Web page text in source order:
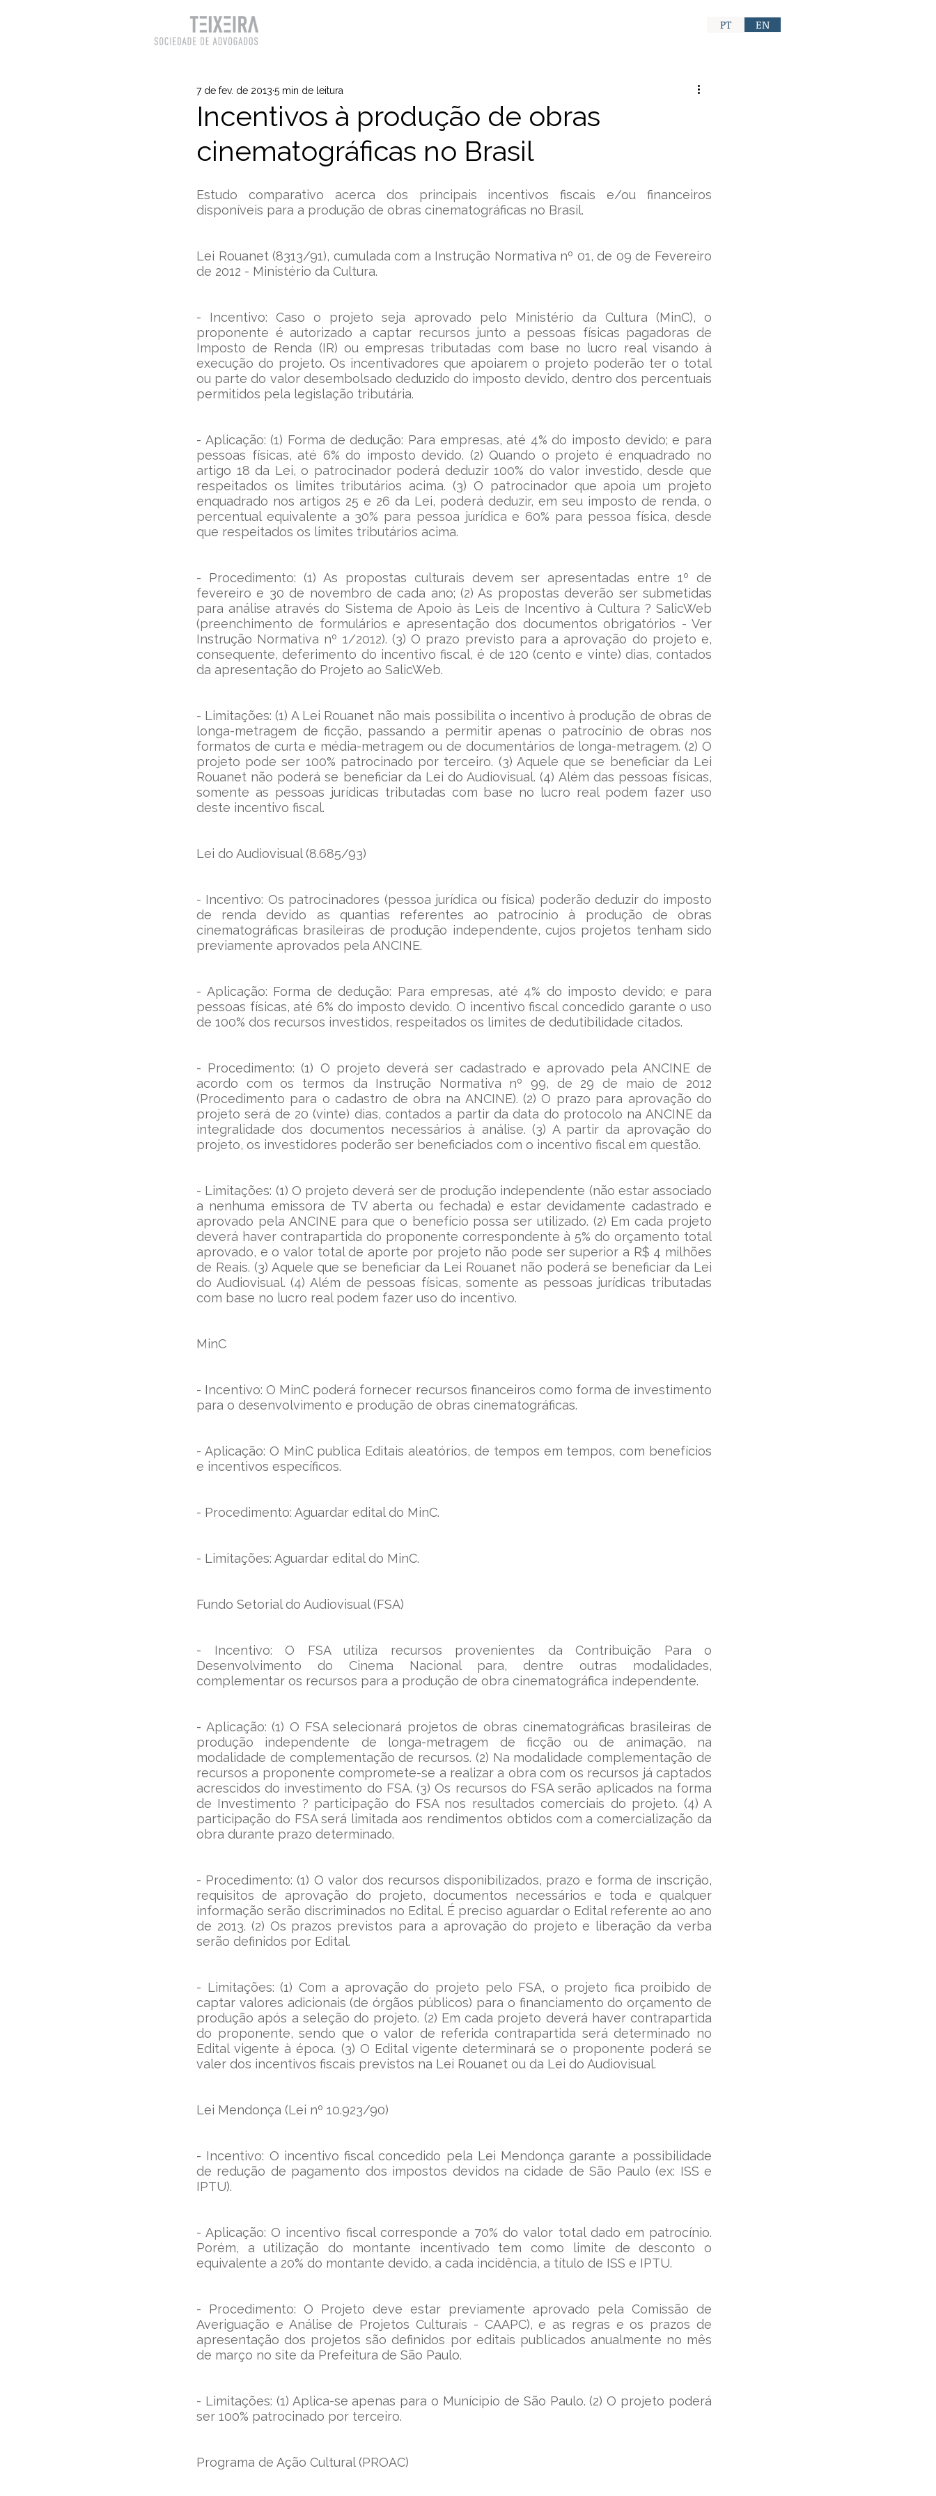
PT EN
Incentivos à produção de obras
cinematográficas no Brasil
7 de fev. de 2013 5 min de leitura
Estudo comparativo acerca dos principais incentivos fiscais e/ou financeiros
disponíveis para a produção de obras cinematográficas no Brasil.
Lei Rouanet (8313/91), cumulada com a Instrução Normativa nº 01, de 09 de Fevereiro
de 2012 - Ministério da Cultura.
- Incentivo: Caso o projeto seja aprovado pelo Ministério da Cultura (MinC), o
proponente é autorizado a captar recursos junto a pessoas físicas pagadoras de
Imposto de Renda (IR) ou empresas tributadas com base no lucro real visando à
execução do projeto. Os incentivadores que apoiarem o projeto poderão ter o total
ou parte do valor desembolsado deduzido do imposto devido, dentro dos percentuais
permitidos pela legislação tributária.
- Aplicação: (1) Forma de dedução: Para empresas, até 4% do imposto devido; e para
pessoas físicas, até 6% do imposto devido. (2) Quando o projeto é enquadrado no
artigo 18 da Lei, o patrocinador poderá deduzir 100% do valor investido, desde que
respeitados os limites tributários acima. (3) O patrocinador que apoia um projeto
enquadrado nos artigos 25 e 26 da Lei, poderá deduzir, em seu imposto de renda, o
percentual equivalente a 30% para pessoa jurídica e 60% para pessoa física, desde
que respeitados os limites tributários acima.
- Procedimento: (1) As propostas culturais devem ser apresentadas entre 1º de
fevereiro e 30 de novembro de cada ano; (2) As propostas deverão ser submetidas
para análise através do Sistema de Apoio às Leis de Incentivo à Cultura ? SalicWeb
(preenchimento de formulários e apresentação dos documentos obrigatórios - Ver
Instrução Normativa nº 1/2012). (3) O prazo previsto para a aprovação do projeto e,
consequente, deferimento do incentivo fiscal, é de 120 (cento e vinte) dias, contados
da apresentação do Projeto ao SalicWeb.
- Limitações: (1) A Lei Rouanet não mais possibilita o incentivo à produção de obras de
longa-metragem de ficção, passando a permitir apenas o patrocínio de obras nos
formatos de curta e média-metragem ou de documentários de longa-metragem. (2) O
projeto pode ser 100% patrocinado por terceiro. (3) Aquele que se beneficiar da Lei
Rouanet não poderá se beneficiar da Lei do Audiovisual. (4) Além das pessoas físicas,
somente as pessoas jurídicas tributadas com base no lucro real podem fazer uso
deste incentivo fiscal.
Lei do Audiovisual (8.685/93)
- Incentivo: Os patrocinadores (pessoa jurídica ou física) poderão deduzir do imposto
de renda devido as quantias referentes ao patrocínio à produção de obras
cinematográficas brasileiras de produção independente, cujos projetos tenham sido
previamente aprovados pela ANCINE.
- Aplicação: Forma de dedução: Para empresas, até 4% do imposto devido; e para
pessoas físicas, até 6% do imposto devido. O incentivo fiscal concedido garante o uso
de 100% dos recursos investidos, respeitados os limites de dedutibilidade citados.
- Procedimento: (1) O projeto deverá ser cadastrado e aprovado pela ANCINE de
acordo com os termos da Instrução Normativa nº 99, de 29 de maio de 2012
(Procedimento para o cadastro de obra na ANCINE). (2) O prazo para aprovação do
projeto será de 20 (vinte) dias, contados a partir da data do protocolo na ANCINE da
integralidade dos documentos necessários à análise. (3) A partir da aprovação do
projeto, os investidores poderão ser beneficiados com o incentivo fiscal em questão.
- Limitações: (1) O projeto deverá ser de produção independente (não estar associado
a nenhuma emissora de TV aberta ou fechada) e estar devidamente cadastrado e
aprovado pela ANCINE para que o benefício possa ser utilizado. (2) Em cada projeto
deverá haver contrapartida do proponente correspondente à 5% do orçamento total
aprovado, e o valor total de aporte por projeto não pode ser superior a R$ 4 milhões
de Reais. (3) Aquele que se beneficiar da Lei Rouanet não poderá se beneficiar da Lei
do Audiovisual. (4) Além de pessoas físicas, somente as pessoas jurídicas tributadas
com base no lucro real podem fazer uso do incentivo.
MinC
- Incentivo: O MinC poderá fornecer recursos financeiros como forma de investimento
para o desenvolvimento e produção de obras cinematográficas.
- Aplicação: O MinC publica Editais aleatórios, de tempos em tempos, com benefícios
e incentivos específicos.
- Procedimento: Aguardar edital do MinC.
- Limitações: Aguardar edital do MinC.
Fundo Setorial do Audiovisual (FSA)
- Incentivo: O FSA utiliza recursos provenientes da Contribuição Para o
Desenvolvimento do Cinema Nacional para, dentre outras modalidades,
complementar os recursos para a produção de obra cinematográfica independente.
- Aplicação: (1) O FSA selecionará projetos de obras cinematográficas brasileiras de
produção independente de longa-metragem de ficção ou de animação, na
modalidade de complementação de recursos. (2) Na modalidade complementação de
recursos a proponente compromete-se a realizar a obra com os recursos já captados
acrescidos do investimento do FSA. (3) Os recursos do FSA serão aplicados na forma
de Investimento ? participação do FSA nos resultados comerciais do projeto. (4) A
participação do FSA será limitada aos rendimentos obtidos com a comercialização da
obra durante prazo determinado.
- Procedimento: (1) O valor dos recursos disponibilizados, prazo e forma de inscrição,
requisitos de aprovação do projeto, documentos necessários e toda e qualquer
informação serão discriminados no Edital. É preciso aguardar o Edital referente ao ano
de 2013. (2) Os prazos previstos para a aprovação do projeto e liberação da verba
serão definidos por Edital.
- Limitações: (1) Com a aprovação do projeto pelo FSA, o projeto fica proibido de
captar valores adicionais (de órgãos públicos) para o financiamento do orçamento de
produção após a seleção do projeto. (2) Em cada projeto deverá haver contrapartida
do proponente, sendo que o valor de referida contrapartida será determinado no
Edital vigente à época. (3) O Edital vigente determinará se o proponente poderá se
valer dos incentivos fiscais previstos na Lei Rouanet ou da Lei do Audiovisual.
Lei Mendonça (Lei nº 10.923/90)
- Incentivo: O incentivo fiscal concedido pela Lei Mendonça garante a possibilidade
de redução de pagamento dos impostos devidos na cidade de São Paulo (ex: ISS e
IPTU).
- Aplicação: O incentivo fiscal corresponde a 70% do valor total dado em patrocínio.
Porém, a utilização do montante incentivado tem como limite de desconto o
equivalente a 20% do montante devido, a cada incidência, a título de ISS e IPTU.
- Procedimento: O Projeto deve estar previamente aprovado pela Comissão de
Averiguação e Análise de Projetos Culturais - CAAPC), e as regras e os prazos de
apresentação dos projetos são definidos por editais publicados anualmente no mês
de março no site da Prefeitura de São Paulo.
- Limitações: (1) Aplica-se apenas para o Munícipio de São Paulo. (2) O projeto poderá
ser 100% patrocinado por terceiro.
Programa de Ação Cultural (PROAC)